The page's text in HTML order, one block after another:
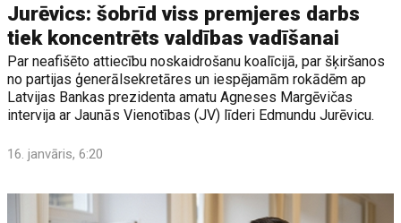
Jurēvics: šobrīd viss premjeres darbs
tiek koncentrēts valdības vadīšanai
Par neafišēto attiecību noskaidrošanu koalīcijā, par šķiršanos
no partijas ģenerālsekretāres un iespējamām rokādēm ap
Latvijas Bankas prezidenta amatu Agneses Margēvičas
intervija ar Jaunās Vienotības (JV) līderi Edmundu Jurēvicu.
16. janvāris, 6:20